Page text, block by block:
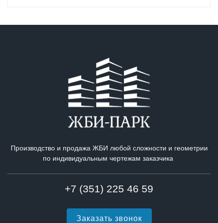
Производство и продажа ЖБИ любой сложности и геометрии
по индивидуальным чертежам заказчика
+7 (351) 225 46 59
Заказать звонок